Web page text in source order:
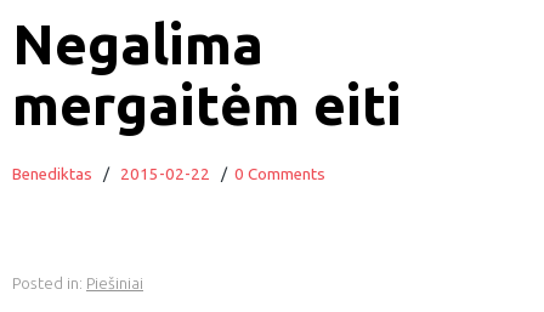
Negalima
mergaitėm eiti
Benediktas / 2015-02-22 / 0 Comments
Posted in: Piešiniai